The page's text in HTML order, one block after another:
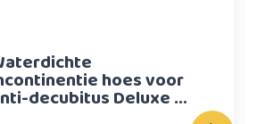
hoes voor
decubitus Deluxe &